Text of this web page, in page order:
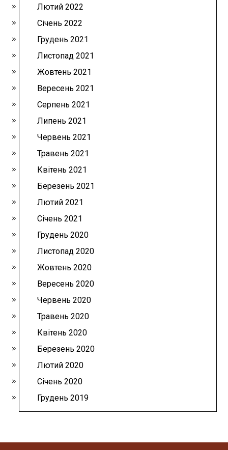
Лютий 2022
Січень 2022
Грудень 2021
Листопад 2021
Жовтень 2021
Вересень 2021
Серпень 2021
Липень 2021
Червень 2021
Травень 2021
Квітень 2021
Березень 2021
Лютий 2021
Січень 2021
Грудень 2020
Листопад 2020
Жовтень 2020
Вересень 2020
Червень 2020
Травень 2020
Квітень 2020
Березень 2020
Лютий 2020
Січень 2020
Грудень 2019